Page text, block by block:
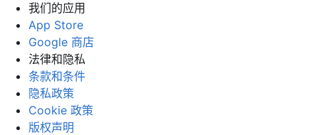
我们的应用
App Store
Google 商店
法律和隐私
条款和条件
隐私政策
Cookie 政策
版权声明